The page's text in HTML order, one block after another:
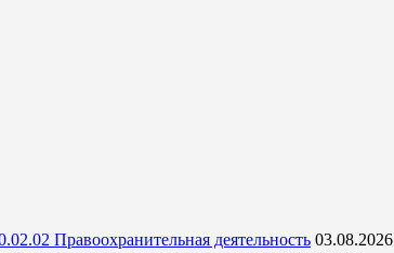
Правоохранительная деятельность 03.08.2026